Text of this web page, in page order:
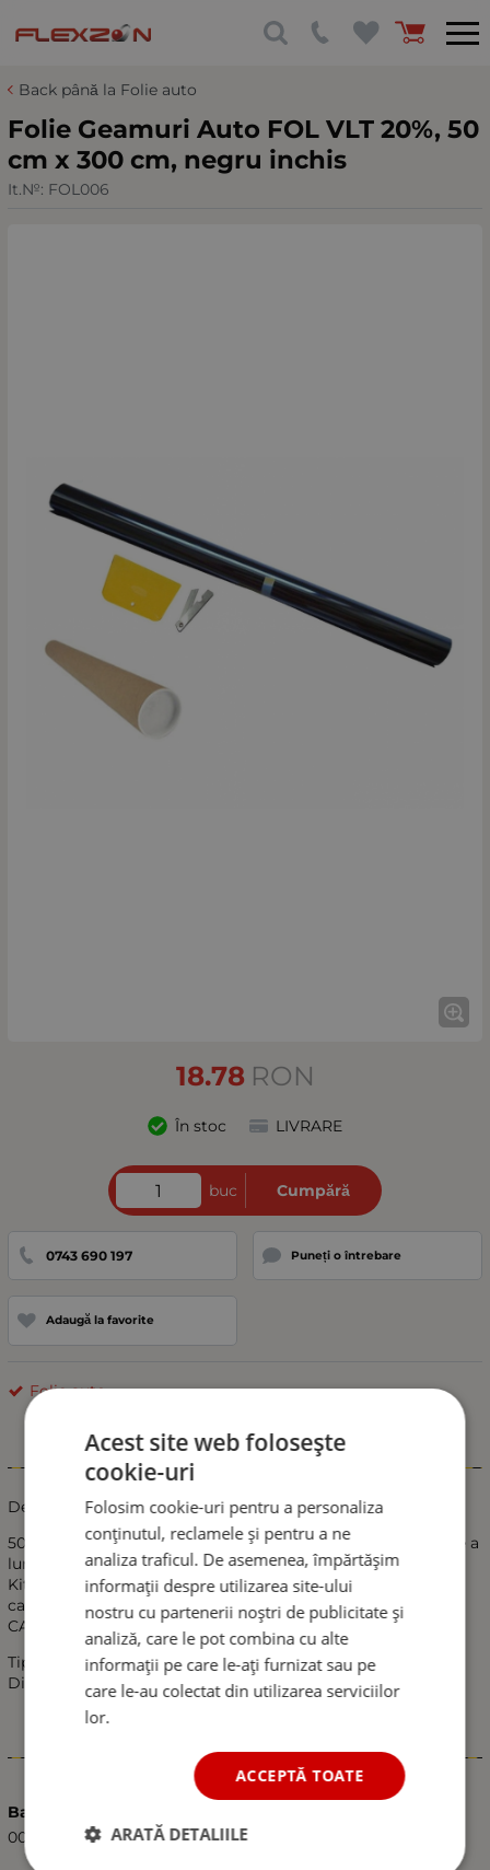
Back până la Folie auto
Folie Geamuri Auto FOL VLT 20%, 50
cm x 300 cm, negru inchis
It.№: FOL006
18.78 RON
În stoc LIVRARE
buc Cumpără
0743 690 197 Puneți o întrebare
Adaugă la favorite
Folie auto
Informații
Descriere
50 cm x 300 cm negru inchis sticla zatamenie cu transmisie a
luminii (VLT) 20%
Kit-ul include 1 buc. Rola 50 cm x 300 cm., Lame si cutit.
caietul de sarcini
CARACTERISTICI
Tipul de produs de film pentru ferestre
Dimensiuni (cm) 50 cm x 300 cm
Caracteristici
Barcode (ISBN, UPC, etc.)
0000080006688
Acest site web folosește
cookie-uri
Folosim cookie-uri pentru a personaliza
conținutul, reclamele și pentru a ne
analiza traficul. De asemenea, împărtășim
informații despre utilizarea site-ului
nostru cu partenerii noștri de publicitate și
analiză, care le pot combina cu alte
informații pe care le-ați furnizat sau pe
care le-au colectat din utilizarea serviciilor
lor.
ACCEPTĂ TOATE
ARATĂ DETALIILE